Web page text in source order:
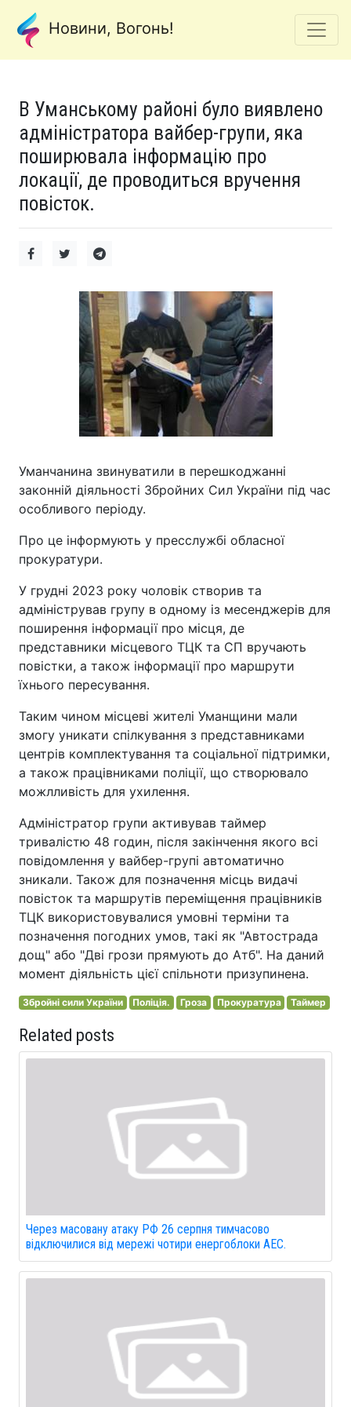
Новини, Вогонь!
В Уманському районі було виявлено
адміністратора вайбер-групи, яка
поширювала інформацію про
локації, де проводиться вручення
повісток.
Уманчанина звинуватили в перешкоджанні
законній діяльності Збройних Сил України під час
особливого періоду.
Про це інформують у пресслужбі обласної
прокуратури.
У грудні 2023 року чоловік створив та
адміністрував групу в одному із месенджерів для
поширення інформації про місця, де
представники місцевого ТЦК та СП вручають
повістки, а також інформації про маршрути
їхнього пересування.
Таким чином місцеві жителі Уманщини мали
змогу уникати спілкування з представниками
центрів комплектування та соціальної підтримки,
а також працівниками поліції, що створювало
можлливість для ухилення.
Адміністратор групи активував таймер
тривалістю 48 годин, після закінчення якого всі
повідомлення у вайбер-групі автоматично
зникали. Також для позначення місць видачі
повісток та маршрутів переміщення працівників
ТЦК використовувалися умовні терміни та
позначення погодних умов, такі як "Автострада
дощ" або "Дві грози прямують до Атб". На даний
момент діяльність цієї спільноти призупинена.
Збройні сили України Поліція. Гроза Прокуратура Таймер
Related posts
Через масовану атаку РФ 26 серпня тимчасово
відключилися від мережі чотири енергоблоки АЕС.